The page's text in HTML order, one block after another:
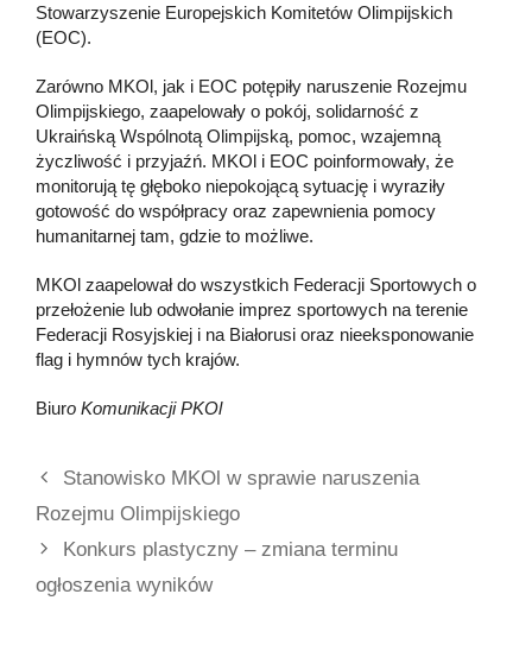
Stowarzyszenie Europejskich Komitetów Olimpijskich
(EOC).
Zarówno MKOl, jak i EOC potępiły naruszenie Rozejmu
Olimpijskiego, zaapelowały o pokój, solidarność z
Ukraińską Wspólnotą Olimpijską, pomoc, wzajemną
życzliwość i przyjaźń. MKOl i EOC poinformowały, że
monitorują tę głęboko niepokojącą sytuację i wyraziły
gotowość do współpracy oraz zapewnienia pomocy
humanitarnej tam, gdzie to możliwe.
MKOl zaapelował do wszystkich Federacji Sportowych o
przełożenie lub odwołanie imprez sportowych na terenie
Federacji Rosyjskiej i na Białorusi oraz nieeksponowanie
flag i hymnów tych krajów.
Biuro Komunikacji PKOl
Stanowisko MKOl w sprawie naruszenia
Rozejmu Olimpijskiego
Konkurs plastyczny – zmiana terminu
ogłoszenia wyników